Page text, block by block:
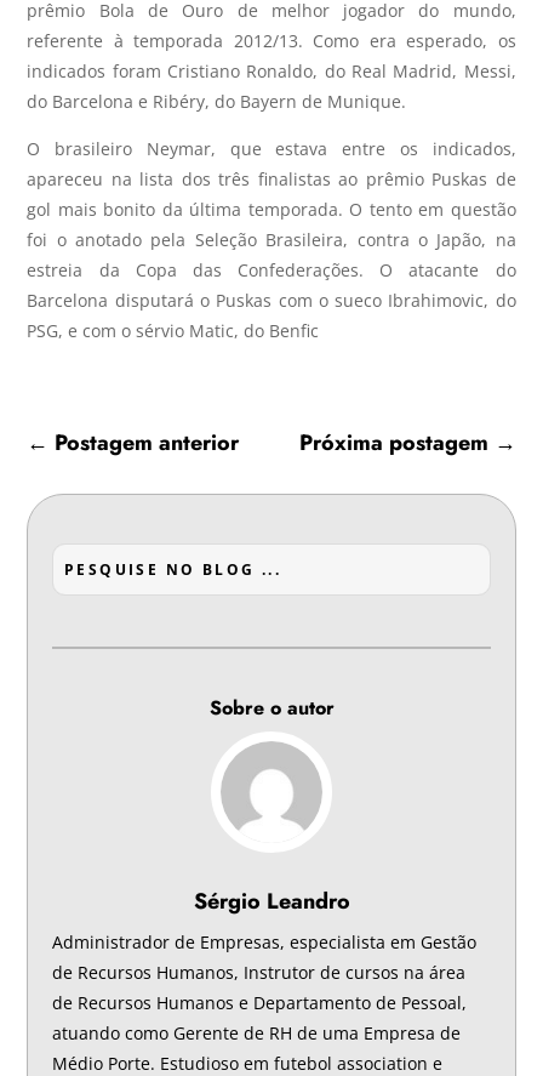
prêmio Bola de Ouro de melhor jogador do mundo,
referente à temporada 2012/13. Como era esperado, os
indicados foram Cristiano Ronaldo, do Real Madrid, Messi,
do Barcelona e Ribéry, do Bayern de Munique.
O brasileiro Neymar, que estava entre os indicados,
apareceu na lista dos três finalistas ao prêmio Puskas de
gol mais bonito da última temporada. O tento em questão
foi o anotado pela Seleção Brasileira, contra o Japão, na
estreia da Copa das Confederações. O atacante do
Barcelona disputará o Puskas com o sueco Ibrahimovic, do
PSG, e com o sérvio Matic, do Benfic
← Postagem anterior Próxima postagem →
Sobre o autor
Sérgio Leandro
Administrador de Empresas, especialista em Gestão
de Recursos Humanos, Instrutor de cursos na área
de Recursos Humanos e Departamento de Pessoal,
atuando como Gerente de RH de uma Empresa de
Médio Porte. Estudioso em futebol association e